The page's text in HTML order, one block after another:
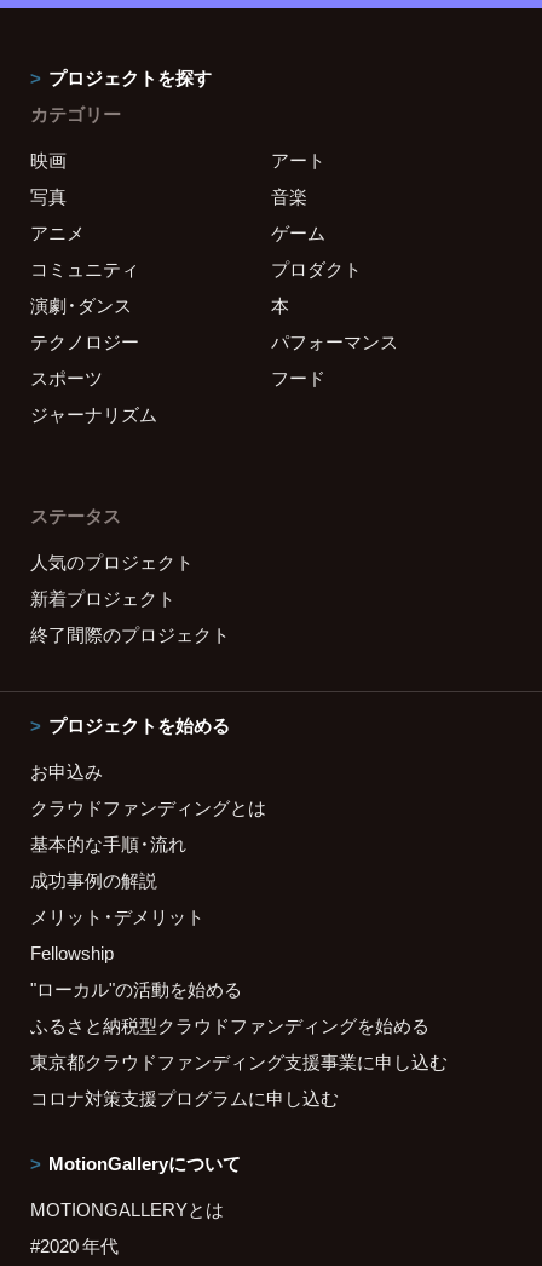
プロジェクトを探す
カテゴリー
映画
アート
写真
音楽
アニメ
ゲーム
コミュニティ
プロダクト
演劇・ダンス
本
テクノロジー
パフォーマンス
スポーツ
フード
ジャーナリズム
ステータス
人気のプロジェクト
新着プロジェクト
終了間際のプロジェクト
プロジェクトを始める
お申込み
クラウドファンディングとは
基本的な手順・流れ
成功事例の解説
メリット・デメリット
Fellowship
"ローカル"の活動を始める
ふるさと納税型クラウドファンディングを始める
東京都クラウドファンディング支援事業に申し込む
コロナ対策支援プログラムに申し込む
MotionGalleryについて
MOTIONGALLERYとは
#2020 年代